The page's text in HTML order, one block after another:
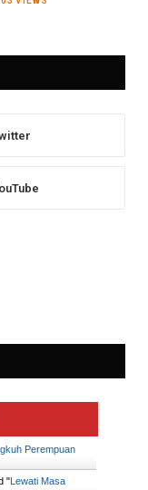
Perempuan
" Lewati Masa